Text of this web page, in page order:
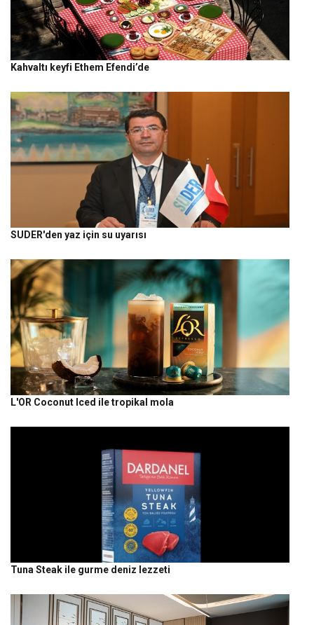
Kahvaltı keyfi Ethem Efendi’de
SUDER'den yaz için su uyarısı
L'OR Coconut Iced ile tropikal mola
Tuna Steak ile gurme deniz lezzeti